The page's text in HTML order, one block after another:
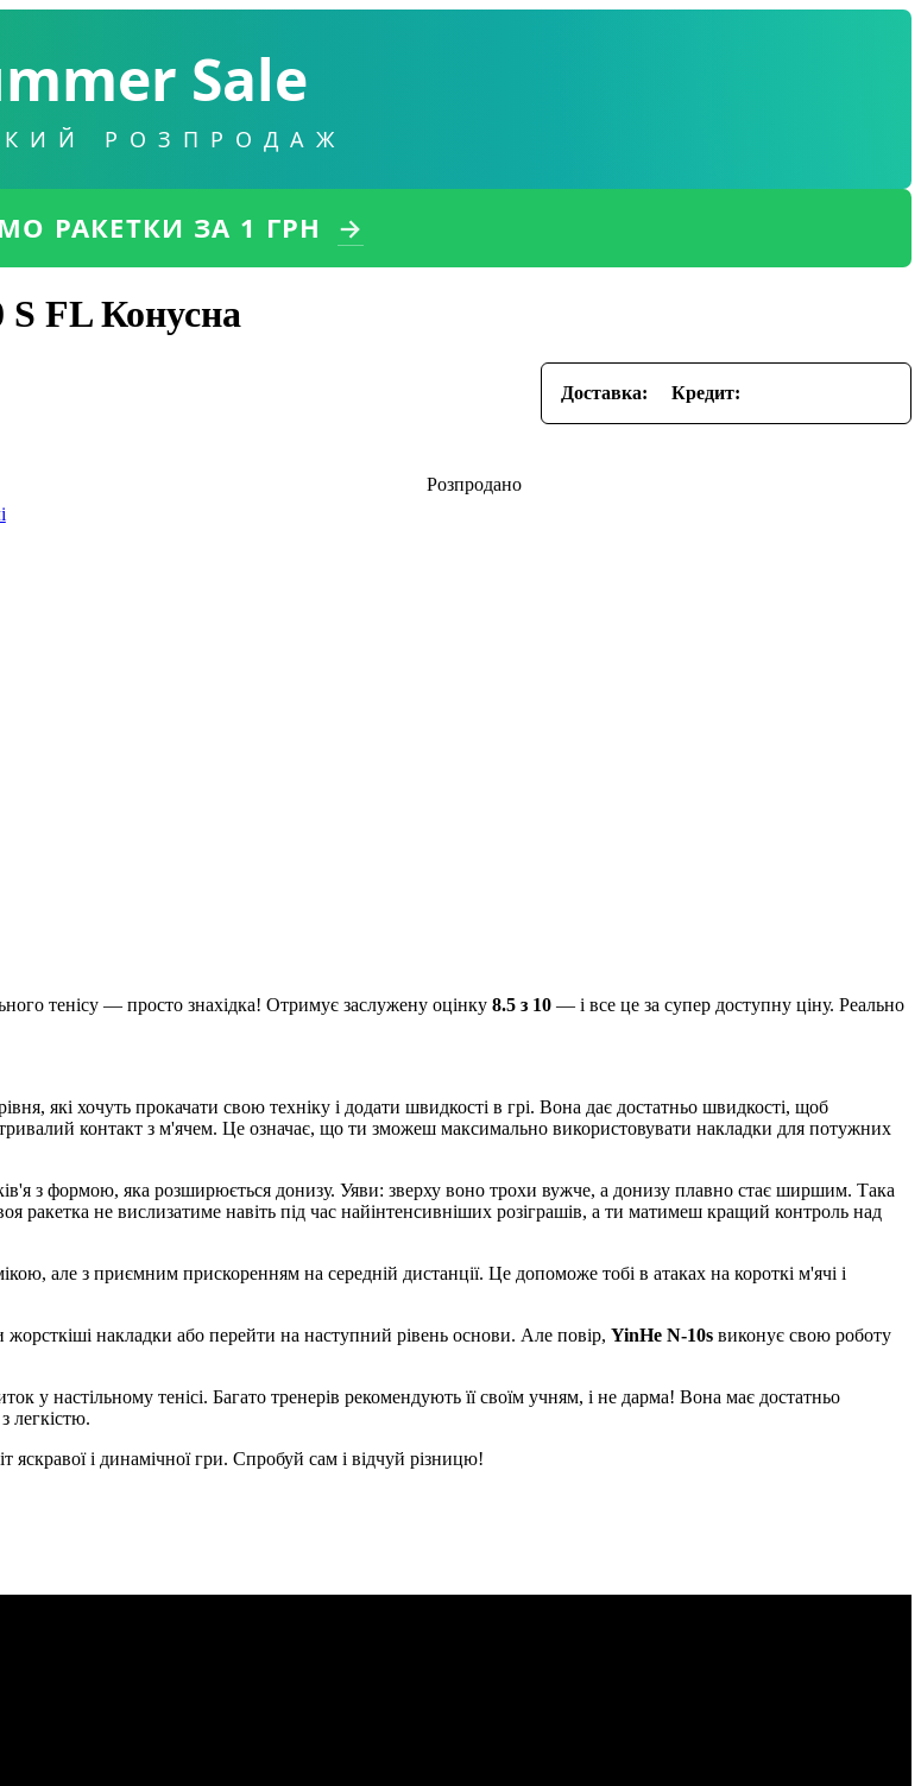
Sale
РОЗПРОДАЖ
РАКЕТКИ ЗА 1 ГРН →
S FL Конусна
Доставка: Кредит:
тенісу — просто знахідка! Отримує заслужену оцінку 8.5 з 10 — і все це за супер доступну ціну. Реально
які хочуть прокачати свою техніку і додати швидкості в грі. Вона дає достатньо швидкості, щоб
контакт з м'ячем. Це означає, що ти зможеш максимально використовувати накладки для потужних
з формою, яка розширюється донизу. Уяви: зверху воно трохи вужче, а донизу плавно стає ширшим. Така
ракетка не вислизатиме навіть під час найінтенсивніших розіграшів, а ти матимеш кращий контроль над
але з приємним прискоренням на середній дистанції. Це допоможе тобі в атаках на короткі м'ячі і
накладки або перейти на наступний рівень основи. Але повір, YinHe N-10s виконує свою роботу
у настільному тенісі. Багато тренерів рекомендують її своїм учням, і не дарма! Вона має достатньо
легкістю.
яскравої і динамічної гри. Спробуй сам і відчуй різницю!